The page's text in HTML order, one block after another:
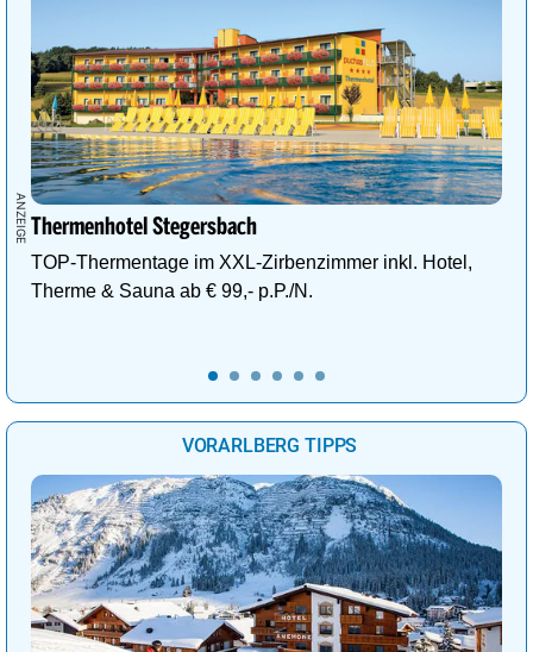
Thermenhotel Stegersbach
TOP-Thermentage im XXL-Zirbenzimmer inkl. Hotel,
Therme & Sauna ab € 99,- p.P./N.
VORARLBERG TIPPS